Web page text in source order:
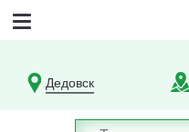
Дедовск